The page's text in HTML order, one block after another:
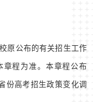
原公布的有关招生工作
章程为准。本章程公布
份高考招生政策变化调